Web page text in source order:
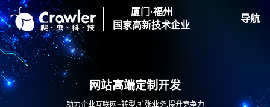
厦门·福州
国家高新技术企业
导航
网站高端定制开发
助力企业互联网+转型,扩张业务,提升竞争力